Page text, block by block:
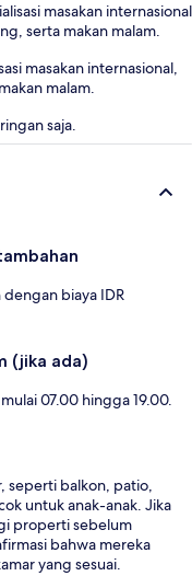
masakan internasional
serta makan malam.
masakan internasional,
malam.
saja.
biaya IDR
(jika ada)
07.00 hingga 19.00.
seperti balkon, patio,
untuk anak-anak. Jika
properti sebelum
bahwa mereka
yang sesuai.